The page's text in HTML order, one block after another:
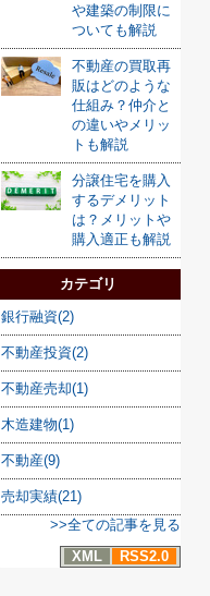
や建築の制限に
ついても解説
不動産の買取再
販はどのような
仕組み？仲介と
の違いやメリッ
トも解説
分譲住宅を購入
するデメリット
は？メリットや
購入適正も解説
カテゴリ
銀行融資(2)
不動産投資(2)
不動産売却(1)
木造建物(1)
不動産(9)
売却実績(21)
>>全ての記事を見る
XML
RSS2.0